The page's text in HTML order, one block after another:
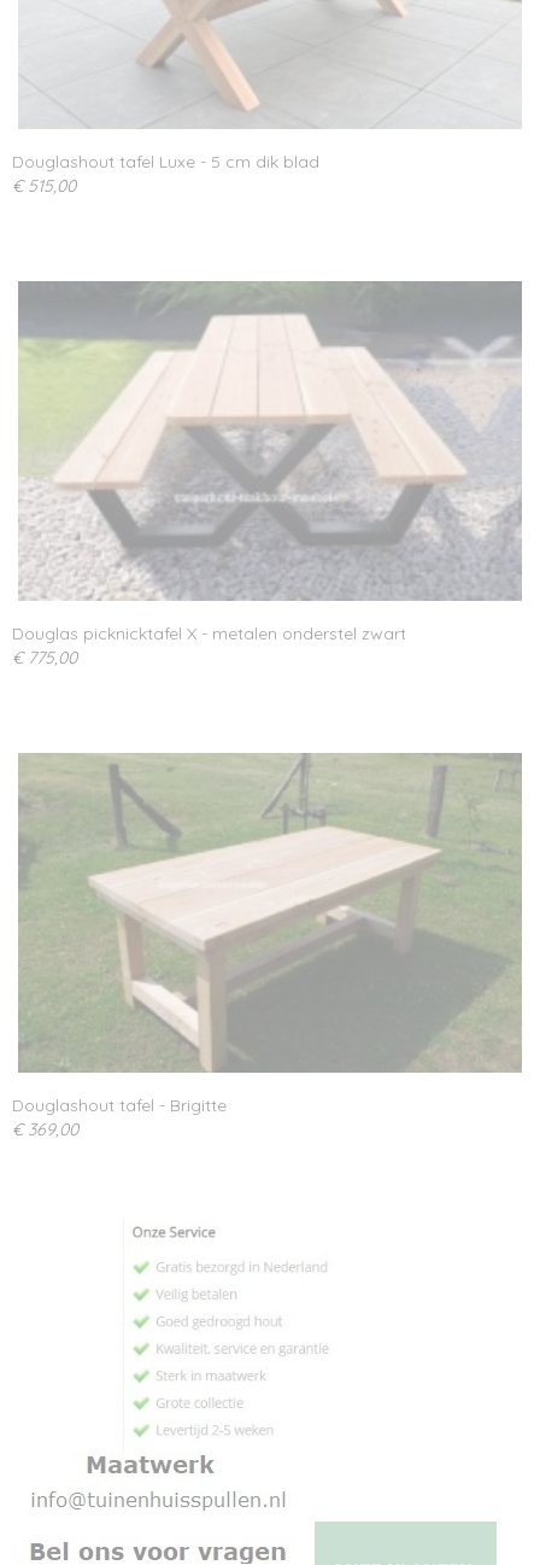
Douglashout tafel Luxe - 5 cm dik blad
€ 515,00
Douglas picknicktafel X - metalen onderstel zwart
€ 775,00
Douglashout tafel - Brigitte
€ 369,00